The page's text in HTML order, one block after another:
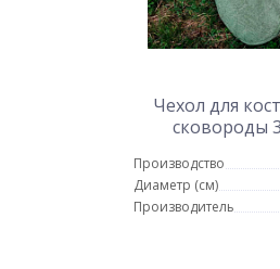
Чехол для
сковороды
Производство
Диаметр (см)
Производитель